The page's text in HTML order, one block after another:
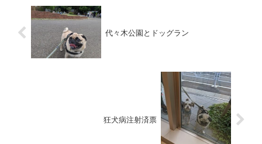
代々木公園とドッグラン
狂犬病注射済票